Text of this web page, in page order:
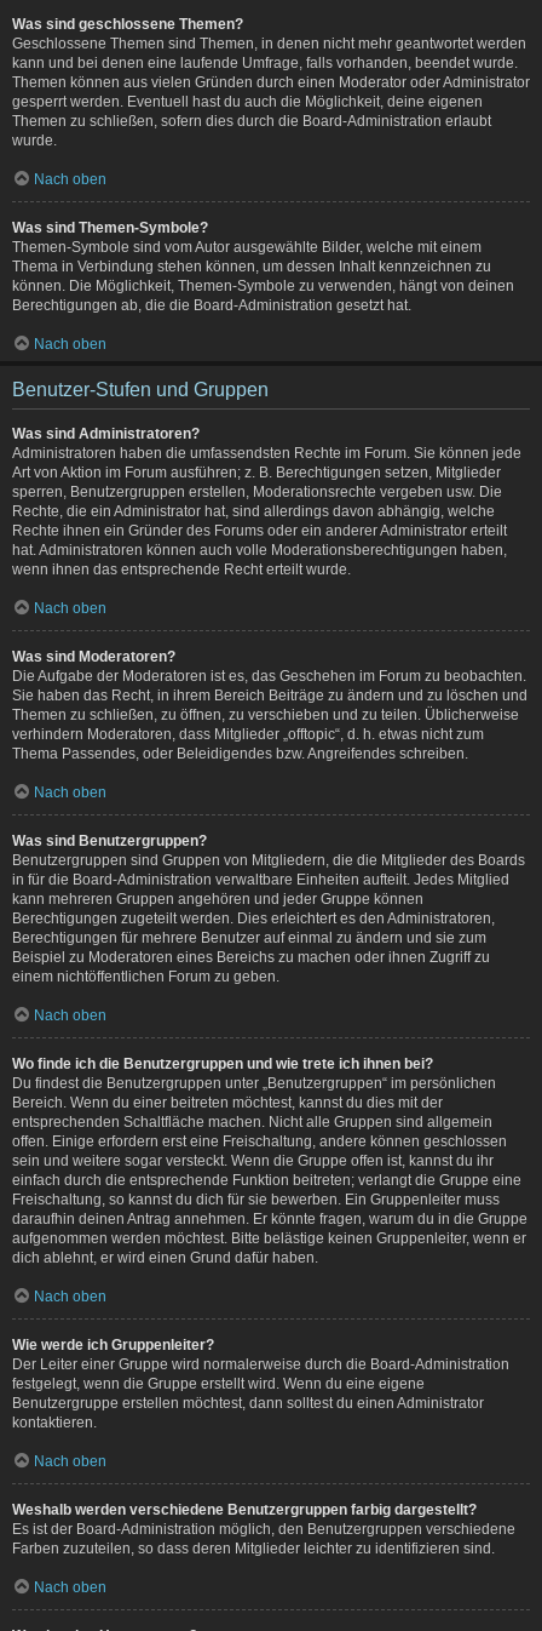
Was sind geschlossene Themen?
Geschlossene Themen sind Themen, in denen nicht mehr geantwortet werden
kann und bei denen eine laufende Umfrage, falls vorhanden, beendet wurde.
Themen können aus vielen Gründen durch einen Moderator oder Administrator
gesperrt werden. Eventuell hast du auch die Möglichkeit, deine eigenen
Themen zu schließen, sofern dies durch die Board-Administration erlaubt
wurde.
Nach oben
Was sind Themen-Symbole?
Themen-Symbole sind vom Autor ausgewählte Bilder, welche mit einem
Thema in Verbindung stehen können, um dessen Inhalt kennzeichnen zu
können. Die Möglichkeit, Themen-Symbole zu verwenden, hängt von deinen
Berechtigungen ab, die die Board-Administration gesetzt hat.
Nach oben
Benutzer-Stufen und Gruppen
Was sind Administratoren?
Administratoren haben die umfassendsten Rechte im Forum. Sie können jede
Art von Aktion im Forum ausführen; z. B. Berechtigungen setzen, Mitglieder
sperren, Benutzergruppen erstellen, Moderationsrechte vergeben usw. Die
Rechte, die ein Administrator hat, sind allerdings davon abhängig, welche
Rechte ihnen ein Gründer des Forums oder ein anderer Administrator erteilt
hat. Administratoren können auch volle Moderationsberechtigungen haben,
wenn ihnen das entsprechende Recht erteilt wurde.
Nach oben
Was sind Moderatoren?
Die Aufgabe der Moderatoren ist es, das Geschehen im Forum zu beobachten.
Sie haben das Recht, in ihrem Bereich Beiträge zu ändern und zu löschen und
Themen zu schließen, zu öffnen, zu verschieben und zu teilen. Üblicherweise
verhindern Moderatoren, dass Mitglieder „offtopic“, d. h. etwas nicht zum
Thema Passendes, oder Beleidigendes bzw. Angreifendes schreiben.
Nach oben
Was sind Benutzergruppen?
Benutzergruppen sind Gruppen von Mitgliedern, die die Mitglieder des Boards
in für die Board-Administration verwaltbare Einheiten aufteilt. Jedes Mitglied
kann mehreren Gruppen angehören und jeder Gruppe können
Berechtigungen zugeteilt werden. Dies erleichtert es den Administratoren,
Berechtigungen für mehrere Benutzer auf einmal zu ändern und sie zum
Beispiel zu Moderatoren eines Bereichs zu machen oder ihnen Zugriff zu
einem nichtöffentlichen Forum zu geben.
Nach oben
Wo finde ich die Benutzergruppen und wie trete ich ihnen bei?
Du findest die Benutzergruppen unter „Benutzergruppen“ im persönlichen
Bereich. Wenn du einer beitreten möchtest, kannst du dies mit der
entsprechenden Schaltfläche machen. Nicht alle Gruppen sind allgemein
offen. Einige erfordern erst eine Freischaltung, andere können geschlossen
sein und weitere sogar versteckt. Wenn die Gruppe offen ist, kannst du ihr
einfach durch die entsprechende Funktion beitreten; verlangt die Gruppe eine
Freischaltung, so kannst du dich für sie bewerben. Ein Gruppenleiter muss
daraufhin deinen Antrag annehmen. Er könnte fragen, warum du in die Gruppe
aufgenommen werden möchtest. Bitte belästige keinen Gruppenleiter, wenn er
dich ablehnt, er wird einen Grund dafür haben.
Nach oben
Wie werde ich Gruppenleiter?
Der Leiter einer Gruppe wird normalerweise durch die Board-Administration
festgelegt, wenn die Gruppe erstellt wird. Wenn du eine eigene
Benutzergruppe erstellen möchtest, dann solltest du einen Administrator
kontaktieren.
Nach oben
Weshalb werden verschiedene Benutzergruppen farbig dargestellt?
Es ist der Board-Administration möglich, den Benutzergruppen verschiedene
Farben zuzuteilen, so dass deren Mitglieder leichter zu identifizieren sind.
Nach oben